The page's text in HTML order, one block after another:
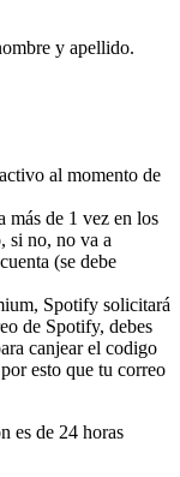
y apellido.
al momento de
más de 1 vez en los
si no, no va a
(se debe
Spotify solicitará
de Spotify, debes
canjear el codigo
esto que tu correo
es de 24 horas